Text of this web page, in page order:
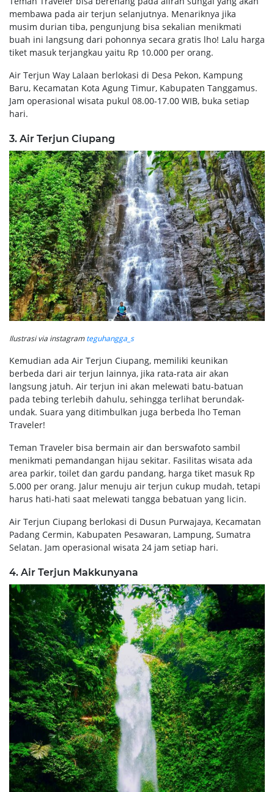
membawa pada air terjun selanjutnya. Menariknya jika
musim durian tiba, pengunjung bisa sekalian menikmati
buah ini langsung dari pohonnya secara gratis lho! Lalu harga
tiket masuk terjangkau yaitu Rp 10.000 per orang.
Air Terjun Way Lalaan berlokasi di Desa Pekon, Kampung
Baru, Kecamatan Kota Agung Timur, Kabupaten Tanggamus.
Jam operasional wisata pukul 08.00-17.00 WIB, buka setiap
hari.
3. Air Terjun Ciupang
Ilustrasi via instagramteguhangga_s
Kemudian ada Air Terjun Ciupang, memiliki keunikan
berbeda dari air terjun lainnya, jika rata-rata air akan
langsung jatuh. Air terjun ini akan melewati batu-batuan
pada tebing terlebih dahulu, sehingga terlihat berundak-
undak. Suara yang ditimbulkan juga berbeda lho Teman
Traveler!
Teman Traveler bisa bermain air dan berswafoto sambil
menikmati pemandangan hijau sekitar. Fasilitas wisata ada
area parkir, toilet dan gardu pandang, harga tiket masuk Rp
5.000 per orang. Jalur menuju air terjun cukup mudah, tetapi
harus hati-hati saat melewati tangga bebatuan yang licin.
Air Terjun Ciupang berlokasi di Dusun Purwajaya, Kecamatan
Padang Cermin, Kabupaten Pesawaran, Lampung, Sumatra
Selatan. Jam operasional wisata 24 jam setiap hari.
4. Air Terjun Makkunyana